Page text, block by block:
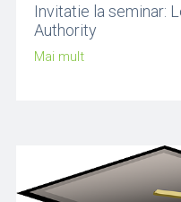
Invitatie la seminar:
Authority
Mai mult